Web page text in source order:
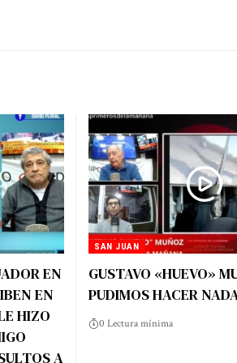
EN
EN
HIZO
A
SAN JUAN
GUSTAVO «HUEVO»
PUDIMOS HACER
0 Lectura mínima